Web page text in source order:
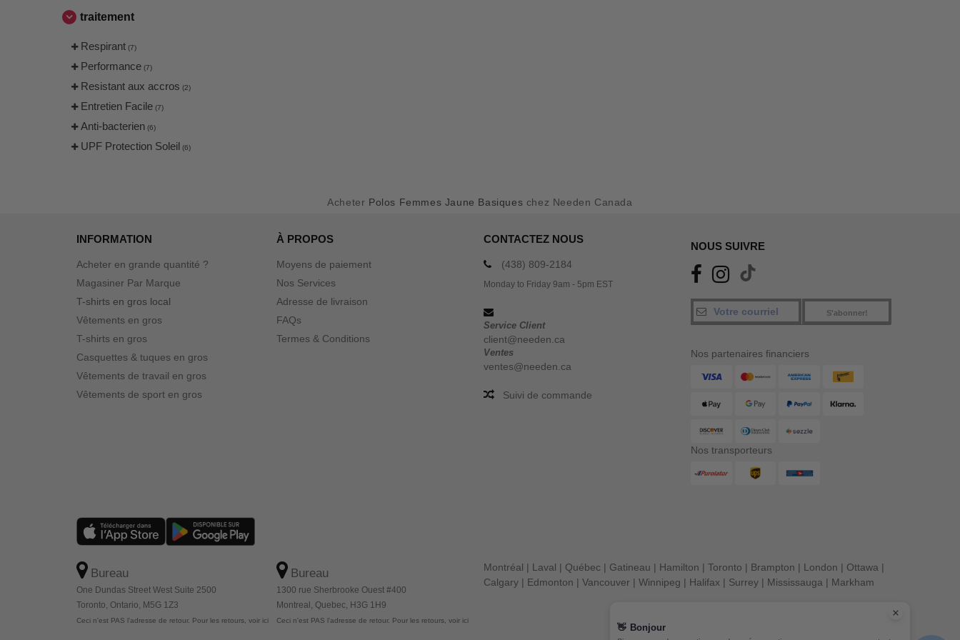
traitement
Respirant (7)
Performance (7)
Resistant aux accros (2)
Entretien Facile (7)
Anti-bacterien (6)
UPF Protection Soleil (6)
Acheter Polos Femmes Jaune Basiques chez Needen Canada
INFORMATION
Acheter en grande quantité ?
Magasiner Par Marque
T-shirts en gros local
Vêtements en gros
T-shirts en gros
Casquettes & tuques en gros
Vêtements de travail en gros
Vêtements de sport en gros
À PROPOS
Moyens de paiement
Nos Services
Adresse de livraison
FAQs
Termes & Conditions
CONTACTEZ NOUS
(438) 809-2184
Monday to Friday 9am - 5pm EST
Service Client
client@needen.ca
Ventes
ventes@needen.ca
Suivi de commande
NOUS SUIVRE
S'abonner!
Nos partenaires financiers
Nos transporteurs
Bureau
One Dundas Street West Suite 2500
Toronto, Ontario, M5G 1Z3
Ceci n'est PAS l'adresse de retour. Pour les retours, voir ici
Bureau
1300 rue Sherbrooke Ouest #400
Montreal, Quebec, H3G 1H9
Ceci n'est PAS l'adresse de retour. Pour les retours, voir ici
Montréal | Laval | Québec | Gatineau | Hamilton | Toronto | Brampton | London | Ottawa |
Calgary | Edmonton | Vancouver | Winnipeg | Halifax | Surrey | Mississauga | Markham
👋 Bonjour